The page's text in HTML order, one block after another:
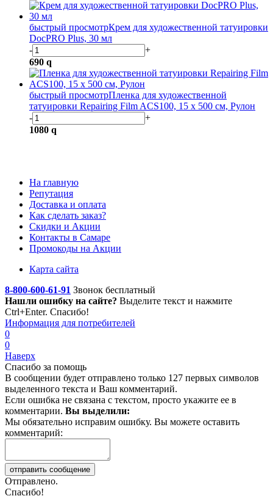
быстрый просмотрКрем для художественной татуировки
DocPRO Plus, 30 мл
-
+
690 q
быстрый просмотрПленка для художественной
татуировки Repairing Film ACS100, 15 х 500 см, Рулон
-
+
1080 q
На главную
Репутация
Доставка и оплата
Как сделать заказ?
Скидки и Акции
Контакты в Самаре
Промокоды на Акции
Карта сайта
8-800-600-61-91 Звонок бесплатный
Нашли ошибку на сайте? Выделите текст и нажмите
Ctrl+Enter. Спасибо!
Информация для потребителей
0
0
Наверх
Спасибо за помощь
В сообщении будет отправлено только 127 первых символов
выделенного текста и Ваш комментарий.
Если ошибка не связана с текстом, просто укажите ее в
комментарии. Вы выделили:
Мы обязательно исправим ошибку. Вы можете оставить
комментарий:
Отправлено.
Спасибо!